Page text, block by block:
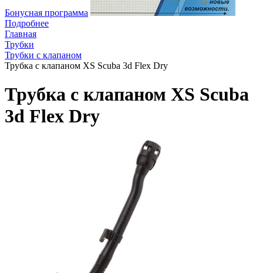
Бонусная программа
Подробнее
Главная
Трубки
Трубки с клапаном
Трубка с клапаном XS Scuba 3d Flex Dry
Трубка с клапаном XS Scuba
3d Flex Dry